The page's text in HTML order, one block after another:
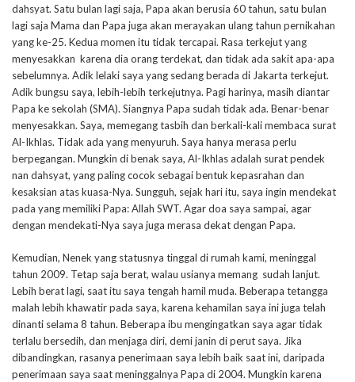
dahsyat. Satu bulan lagi saja, Papa akan berusia 60 tahun, satu bulan
lagi saja Mama dan Papa juga akan merayakan ulang tahun pernikahan
yang ke-25. Kedua momen itu tidak tercapai. Rasa terkejut yang
menyesakkan karena dia orang terdekat, dan tidak ada sakit apa-apa
sebelumnya. Adik lelaki saya yang sedang berada di Jakarta terkejut.
Adik bungsu saya, lebih-lebih terkejutnya. Pagi harinya, masih diantar
Papa ke sekolah (SMA). Siangnya Papa sudah tidak ada. Benar-benar
menyesakkan. Saya, memegang tasbih dan berkali-kali membaca surat
Al-Ikhlas. Tidak ada yang menyuruh. Saya hanya merasa perlu
berpegangan. Mungkin di benak saya, Al-Ikhlas adalah surat pendek
nan dahsyat, yang paling cocok sebagai bentuk kepasrahan dan
kesaksian atas kuasa-Nya. Sungguh, sejak hari itu, saya ingin mendekat
pada yang memiliki Papa: Allah SWT. Agar doa saya sampai, agar
dengan mendekati-Nya saya juga merasa dekat dengan Papa.
Kemudian, Nenek yang statusnya tinggal di rumah kami, meninggal
tahun 2009. Tetap saja berat, walau usianya memang sudah lanjut.
Lebih berat lagi, saat itu saya tengah hamil muda. Beberapa tetangga
malah lebih khawatir pada saya, karena kehamilan saya ini juga telah
dinanti selama 8 tahun. Beberapa ibu mengingatkan saya agar tidak
terlalu bersedih, dan menjaga diri, demi janin di perut saya. Jika
dibandingkan, rasanya penerimaan saya lebih baik saat ini, daripada
penerimaan saya saat meninggalnya Papa di 2004. Mungkin karena